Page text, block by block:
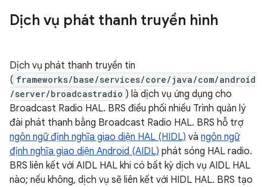
Dịch vụ phát thanh truyền hình
Dịch vụ phát thanh truyền tin
( frameworks/base/services/core/java/com/android
/server/broadcastradio ) là dịch vụ ứng dụng cho
Broadcast Radio HAL. BRS điều phối nhiều Trình quản lý
đài phát thanh bằng Broadcast Radio HAL. BRS hỗ trợ
ngôn ngữ định nghĩa giao diện HAL (HIDL) và ngôn ngữ
định nghĩa giao diện Android (AIDL) phát sóng HAL radio.
BRS liên kết với AIDL HAL khi có bất kỳ dịch vụ AIDL HAL
nào; nếu không, dịch vụ sẽ liên kết với HIDL HAL. BRS tạo